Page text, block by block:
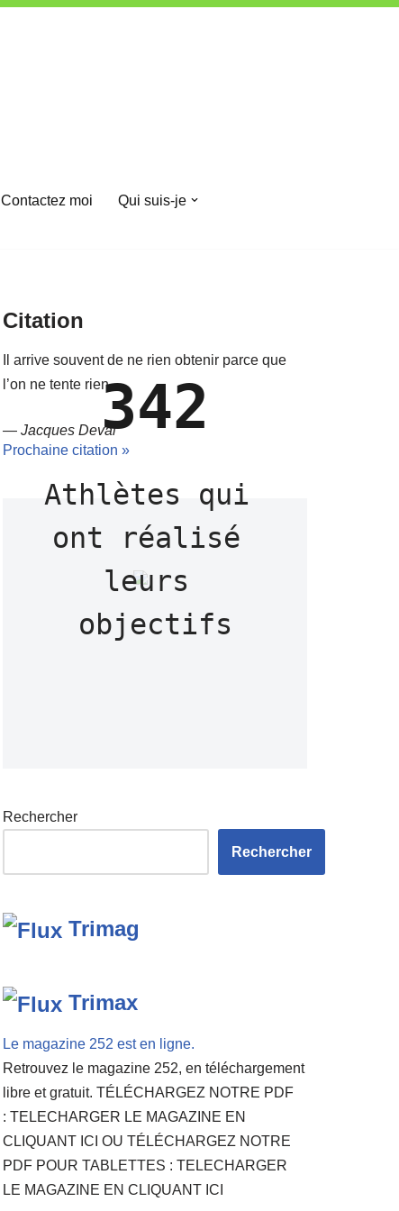
Contactez moi Qui suis-je
Citation
Il arrive souvent de ne rien obtenir parce que
l’on ne tente rien.
—Jacques Deval
Prochaine citation »
342
Athlètes qui
ont réalisé
leurs
objectifs
Rechercher
Rechercher
Trimag
Trimax
Le magazine 252 est en ligne.
Retrouvez le magazine 252, en téléchargement
libre et gratuit. TÉLÉCHARGEZ NOTRE PDF
: TELECHARGER LE MAGAZINE EN
CLIQUANT ICI OU TÉLÉCHARGEZ NOTRE
PDF POUR TABLETTES : TELECHARGER
LE MAGAZINE EN CLIQUANT ICI